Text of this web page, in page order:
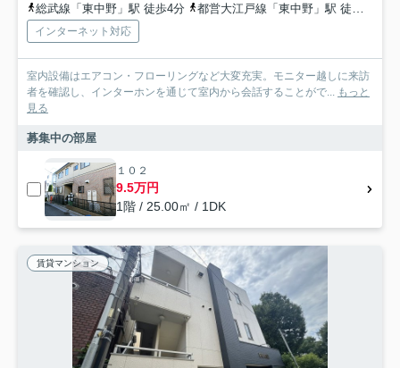
総武線「東中野」駅 徒歩4分
都営大江戸線「東中野」駅 徒歩4分
インターネット対応
室内設備はエアコン・フローリングなど大変充実。モニター越しに来訪
者を確認し、インターホンを通じて室内から会話することがで... もっと
見る
募集中の部屋
１０２
9.5万円
1階 / 25.00㎡ / 1DK
賃貸マンション